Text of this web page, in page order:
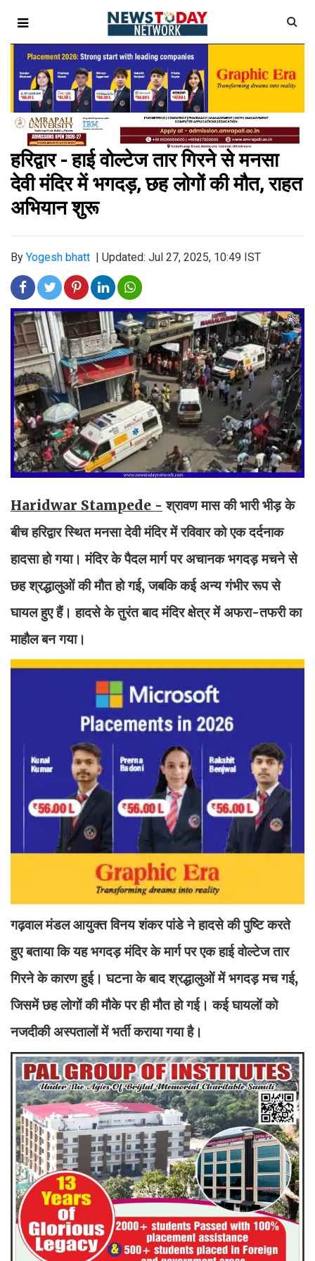
हरिद्वार - हाई वोल्टेज तार गिरने से मनसा
देवी मंदिर में भगदड़, छह लोगों की मौत, राहत
अभियान शुरू
By Yogesh bhatt Updated: Jul 27, 2025, 10:49 IST
Haridwar Stampede - श्रावण मास की भारी भीड़ के
बीच हरिद्वार स्थित मनसा देवी मंदिर में रविवार को एक दर्दनाक
हादसा हो गया। मंदिर के पैदल मार्ग पर अचानक भगदड़ मचने से
छह श्रद्धालुओं की मौत हो गई, जबकि कई अन्य गंभीर रूप से
घायल हुए हैं। हादसे के तुरंत बाद मंदिर क्षेत्र में अफरा-तफरी का
माहौल बन गया।
गढ़वाल मंडल आयुक्त विनय शंकर पांडे ने हादसे की पुष्टि करते
हुए बताया कि यह भगदड़ मंदिर के मार्ग पर एक हाई वोल्टेज तार
गिरने के कारण हुई। घटना के बाद श्रद्धालुओं में भगदड़ मच गई,
जिसमें छह लोगों की मौके पर ही मौत हो गई। कई घायलों को
नजदीकी अस्पतालों में भर्ती कराया गया है।